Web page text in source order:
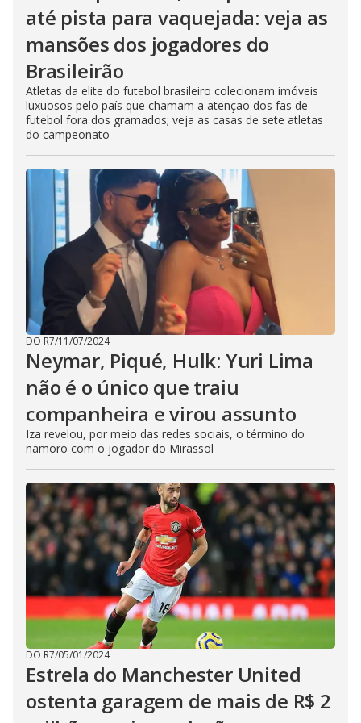
até pista para vaquejada: veja as
mansões dos jogadores do
Brasileirão
Atletas da elite do futebol brasileiro colecionam imóveis
luxuosos pelo país que chamam a atenção dos fãs de
futebol fora dos gramados; veja as casas de sete atletas
do campeonato
DO R7/11/07/2024
Neymar, Piqué, Hulk: Yuri Lima
não é o único que traiu
companheira e virou assunto
Iza revelou, por meio das redes sociais, o término do
namoro com o jogador do Mirassol
DO R7/05/01/2024
Estrela do Manchester United
ostenta garagem de mais de R$ 2